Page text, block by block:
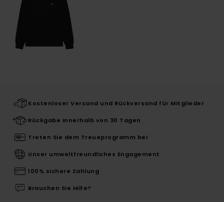
Kostenloser Versand und Rückversand für Mitglieder
Rückgabe innerhalb von 30 Tagen
Treten Sie dem Treueprogramm bei
Unser umweltfreundliches Engagement
100% sichere Zahlung
Brauchen Sie Hilfe?